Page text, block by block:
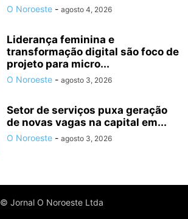
O Noroeste - agosto 4, 2026
Liderança feminina e
transformação digital são foco de
projeto para micro...
O Noroeste - agosto 3, 2026
Setor de serviços puxa geração
de novas vagas na capital em...
O Noroeste - agosto 3, 2026
© Jornal O Noroeste Ltda